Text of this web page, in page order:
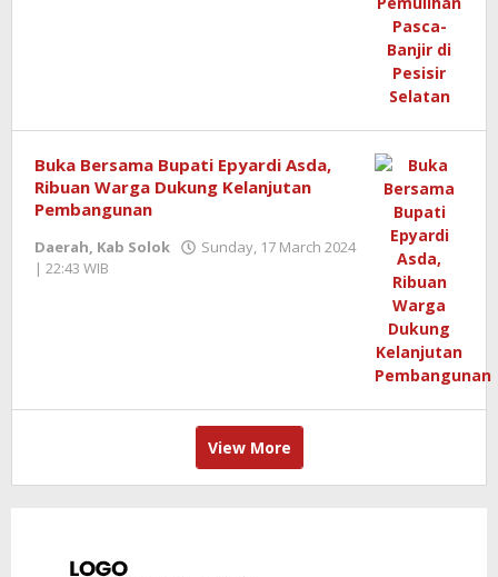
Buka Bersama Bupati Epyardi Asda,
Ribuan Warga Dukung Kelanjutan
Pembangunan
Daerah, Kab Solok
Sunday, 17 March 2024
| 22:43 WIB
View More